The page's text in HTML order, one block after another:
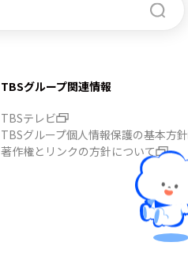
TBSグループ関連情報
TBSテレビ
TBSグループ個人情報保護の基本方針
著作権とリンクの方針について